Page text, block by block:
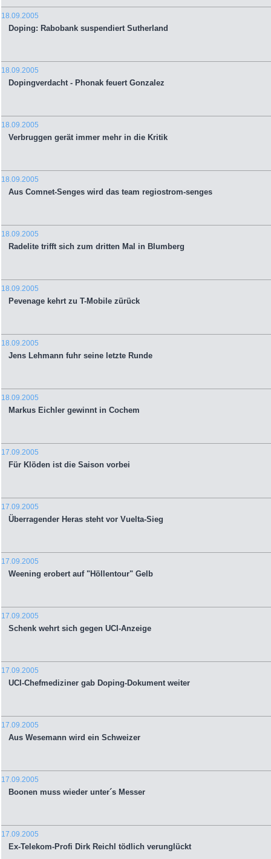
18.09.2005
Doping: Rabobank suspendiert Sutherland
18.09.2005
Dopingverdacht - Phonak feuert Gonzalez
18.09.2005
Verbruggen gerät immer mehr in die Kritik
18.09.2005
Aus Comnet-Senges wird das team regiostrom-senges
18.09.2005
Radelite trifft sich zum dritten Mal in Blumberg
18.09.2005
Pevenage kehrt zu T-Mobile zürück
18.09.2005
Jens Lehmann fuhr seine letzte Runde
18.09.2005
Markus Eichler gewinnt in Cochem
17.09.2005
Für Klöden ist die Saison vorbei
17.09.2005
Überragender Heras steht vor Vuelta-Sieg
17.09.2005
Weening erobert auf "Höllentour" Gelb
17.09.2005
Schenk wehrt sich gegen UCI-Anzeige
17.09.2005
UCI-Chefmediziner gab Doping-Dokument weiter
17.09.2005
Aus Wesemann wird ein Schweizer
17.09.2005
Boonen muss wieder unter´s Messer
17.09.2005
Ex-Telekom-Profi Dirk Reichl tödlich verunglückt